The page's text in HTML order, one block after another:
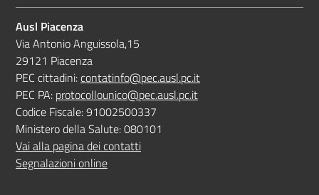
Ausl Piacenza
Via Antonio Anguissola,15
29121 Piacenza
PEC cittadini:contatinfo@pec.ausl.pc.it
PEC PA: protocollounico@pec.ausl.pc.it
Codice Fiscale: 91002500337
Ministero della Salute: 080101
Vai alla pagina dei contatti
Segnalazioni online